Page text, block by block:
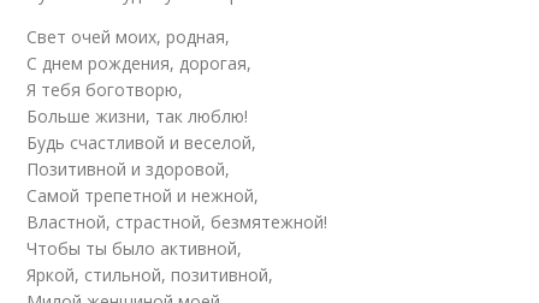
Свет очей моих, родная,
С днем рождения, дорогая,
Я тебя боготворю,
Больше жизни, так люблю!
Будь счастливой и веселой,
Позитивной и здоровой,
Самой трепетной и нежной,
Властной, страстной, безмятежной!
Чтобы ты было активной,
Яркой, стильной, позитивной,